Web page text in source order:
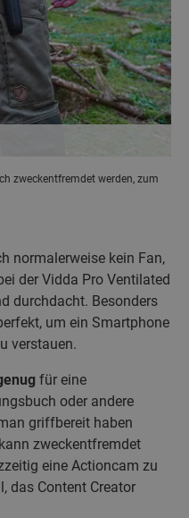
zweckentfremdet werden, zum
normalerweise kein Fan,
der Vidda Pro Ventilated
durchdacht. Besonders
um ein Smartphone
verstauen.
für eine
oder andere
griffbereit haben
zweckentfremdet
eine Actioncam zu
das Content Creator